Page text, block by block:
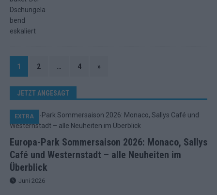
1 2 … 4 »
JETZT ANGESAGT
Europa-Park Sommersaison 2026: Monaco, Sallys
Café und Westernstadt – alle Neuheiten im
Überblick
EXTRA
Juni 2026